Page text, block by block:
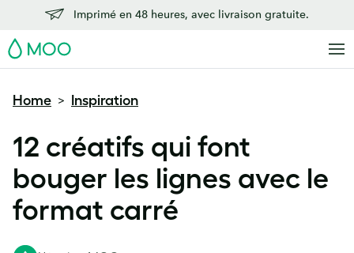
Imprimé en 48 heures, avec livraison gratuite.
MOO
Home > Inspiration
12 créatifs qui font
bouger les lignes avec le
format carré